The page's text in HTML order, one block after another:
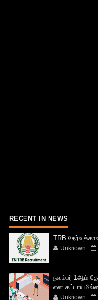
RECENT IN NEWS
TRB
Unknown
நவம்பர் 1ஆம்
என
Unknown